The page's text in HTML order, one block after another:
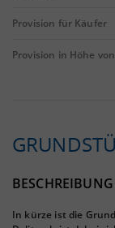
Provision für Käufer
Provision in Höhe von
BESCHREIBUNG
In kürze ist die